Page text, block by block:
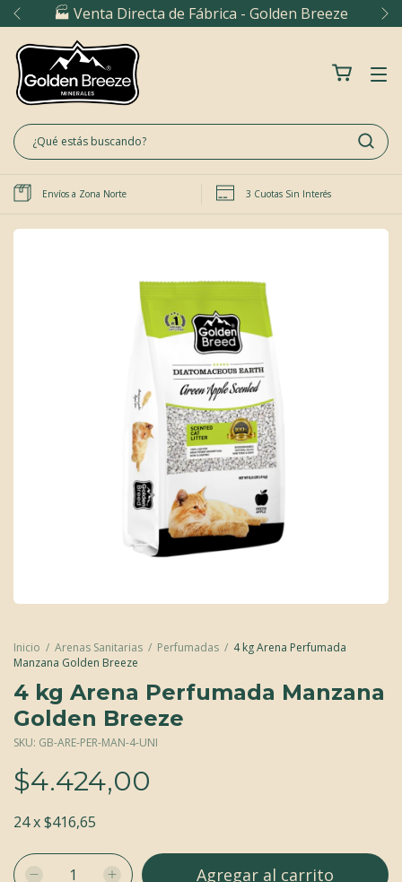
🏭 Venta Directa de Fábrica - Golden Breeze
Envíos a Zona Norte 3 Cuotas Sin Interés
Inicio / Arenas Sanitarias / Perfumadas / 4 kg Arena Perfumada
Manzana Golden Breeze
4 kg Arena Perfumada Manzana
Golden Breeze
SKU: GB-ARE-PER-MAN-4-UNI
$4.424,00
24x$416,65